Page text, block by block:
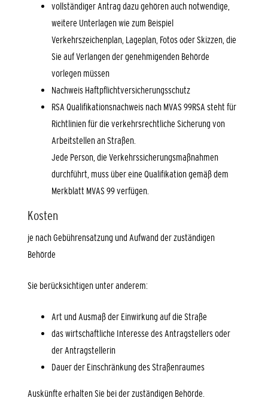
vollständiger Antrag dazu gehören auch notwendige,
weitere Unterlagen wie zum Beispiel
Verkehrszeichenplan, Lageplan, Fotos oder Skizzen, die
Sie auf Verlangen der genehmigenden Behörde
vorlegen müssen
Nachweis Haftpflichtversicherungsschutz
RSA Qualifikationsnachweis nach MVAS 99RSA steht für
Richtlinien für die verkehrsrechtliche Sicherung von
Arbeitstellen an Straßen.
Jede Person, die Verkehrssicherungsmaßnahmen
durchführt, muss über eine Qualifikation gemäß dem
Merkblatt MVAS 99 verfügen.
Kosten
je nach Gebührensatzung und Aufwand der zuständigen
Behörde
Sie berücksichtigen unter anderem:
Art und Ausmaß der Einwirkung auf die Straße
das wirtschaftliche Interesse des Antragstellers oder
der Antragstellerin
Dauer der Einschränkung des Straßenraumes
Auskünfte erhalten Sie bei der zuständigen Behörde.